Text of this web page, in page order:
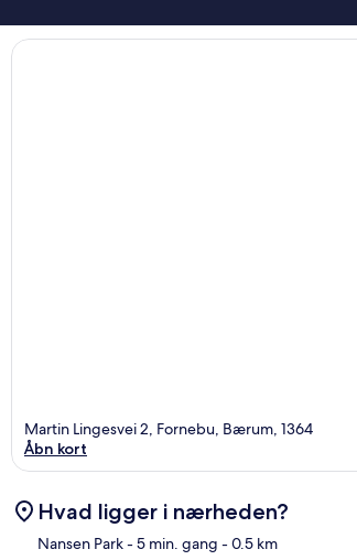
Martin Lingesvei 2, Fornebu, Bærum, 1364
Åbn kort
Hvad ligger i nærheden?
Nansen Park- 5 min. gang - 0.5 km